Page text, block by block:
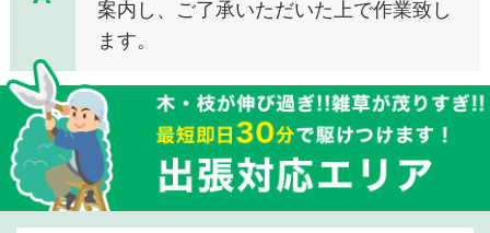
案内し、ご了承いただいた上で作業致し
ます。